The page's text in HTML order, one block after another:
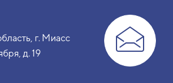
г. Миасс
д. 19